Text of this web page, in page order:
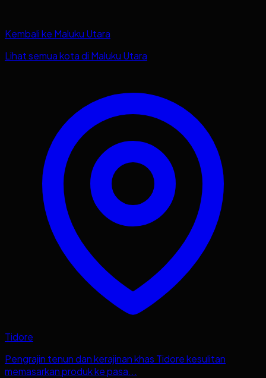
Kembali ke Maluku Utara
Lihat semua kota di Maluku Utara
Tidore
Pengrajin tenun dan kerajinan khas Tidore kesulitan
memasarkan produk ke pasa...